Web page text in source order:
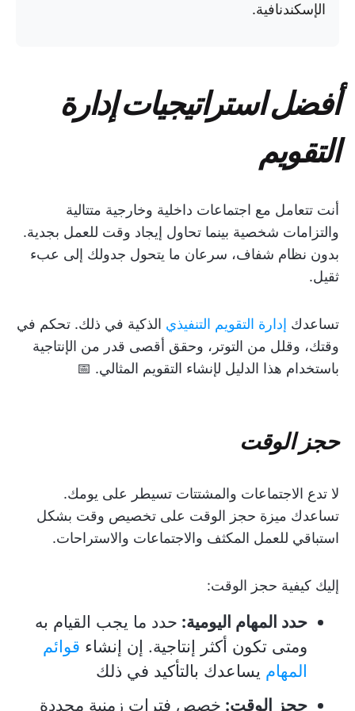
الإسكندنافية.
أفضل استراتيجيات إدارة
التقويم
أنت تتعامل مع اجتماعات داخلية وخارجية متتالية
والتزامات شخصية بينما تحاول إيجاد وقت للعمل بجدية.
بدون نظام شفاف، سرعان ما يتحول جدولك إلى عبء
ثقيل.
تساعدك إدارة التقويم التنفيذي الذكية في ذلك. تحكم في
وقتك، وقلل من التوتر، وحقق أقصى قدر من الإنتاجية
باستخدام هذا الدليل لإنشاء التقويم المثالي. 📅
حجز الوقت
لا تدع الاجتماعات والمشتتات تسيطر على يومك.
تساعدك ميزة حجز الوقت على تخصيص وقت بشكل
استباقي للعمل المكثف والاجتماعات والاستراحات.
إليك كيفية حجز الوقت:
حدد المهام اليومية: حدد ما يجب القيام به
ومتى تكون أكثر إنتاجية. إن إنشاء قوائم
المهام يساعدك بالتأكيد في ذلك
حجز الوقت: خصص فترات زمنية محددة